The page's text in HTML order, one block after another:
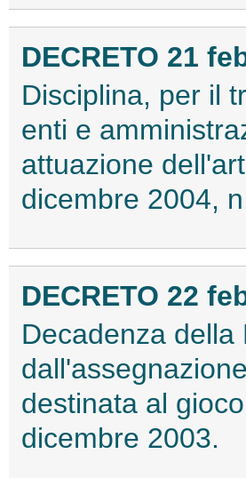
DECRETO 21
Disciplina, per il
enti e
attuazione
dicembre 2004,
DECRETO 22
Decadenza della
destinata al
dicembre 2003.